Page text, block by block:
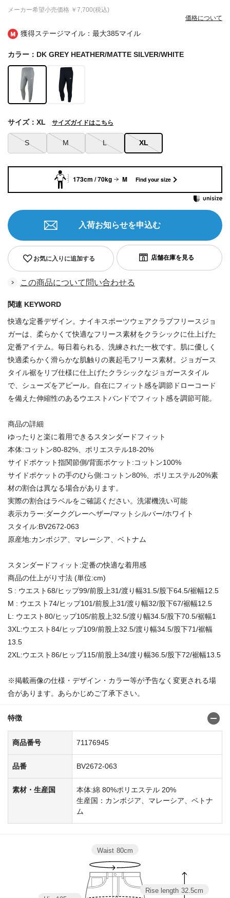
獲得ステージマイル：最大385マイル
メーカー希望小売価格 ￥7,700(税込)
価格について
カラー：DK GREY HEATHER/MATTE SILVER/WHITE
S M L XL
サイズ：XL サイズガイドはこちら
お気に入りに追加する
入荷お知らせを申込む
この商品について問い合わせる
関連 KEYWORD
快適な定番デザイン。ナイキスポーツウェアクラブフリースジョ
ガーは、柔らかくて快適なフリース素材をクラシックに仕上げた
定番アイテム。毎日着られる、洗練された一枚です。肌に優しく
快適柔らかく滑らかな肌触りの裏起毛フリース素材。ジョガース
タイル裾をリブ仕様に仕上げたクラシックなジョガースタイル
で、シューズをアピール。自在にフィット感を調節ドローコード
を備えた伸縮性のあるウエストバンドでフィット感を調節可能。
商品の詳細
ゆったりと楽に着用できるスタンダードフィット
本体:コットン80-82%、ポリエステル18-20%
サイドポケット指関節側/背面ポケット:コットン100%
サイドポケットの手のひら側:コットン80%、ポリエステル20%素
材の割合は異なる場合があります。
実際の割合はラベルをご確認ください。洗濯機洗い可能
表示カラー:ダークグレーヘザー/マットシルバー/ホワイト
スタイル:BV2672-063
原産地:カンボジア、マレーシア、ベトナム
スタンダードフィット:定番の快適な着用感
商品の仕上がり寸法 (単位:cm)
S : ウエスト68/ヒップ99/前股上31/渡り幅31.5/股下64.5/裾幅12.5
M : ウエスト74/ヒップ101/前股上31/渡り幅32/股下67/裾幅12.5
L: ウエスト80/ヒップ105/前股上32.5/渡り幅34.5/股下70.5/裾幅1
3XL:ウエスト84/ヒップ109/前股上32.5/渡り幅34.5/股下71/裾幅
13.5
2XL:ウエスト86/ヒップ115/前股上34/渡り幅36.5/股下72/裾幅13.5
※掲載画像の仕様・デザイン・カラー等が予告なく変更される場
合があります。あらかじめご了承下さい。
特徴
商品番号 71176945
品番 BV2672-063
素材・生産国
本体:綿 80%ポリエステル 20%
生産国：カンボジア、マレーシア、ベトナ
ム
173cm / 70kg M Find your size
Rise length 32.5cm
Waist 80cm